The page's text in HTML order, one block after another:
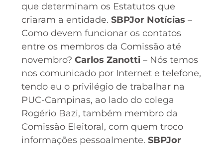
que determinam os Estatutos que
criaram a entidade. SBPJor Notícias –
Como devem funcionar os contatos
entre os membros da Comissão até
novembro? Carlos Zanotti– Nós temos
nos comunicado por Internet e telefone,
tendo eu o privilégio de trabalhar na
PUC-Campinas, ao lado do colega
Rogério Bazi, também membro da
Comissão Eleitoral, com quem troco
informações pessoalmente. SBPJor